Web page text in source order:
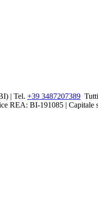
| Tel. +39 3487207389
REA: BI-191085 | Capitale